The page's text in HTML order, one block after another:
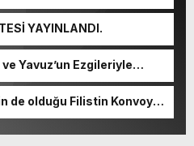
YAYINLANDI.
Yavuz’un Ezgileriyle
de olduğu Filistin Konvoyu,